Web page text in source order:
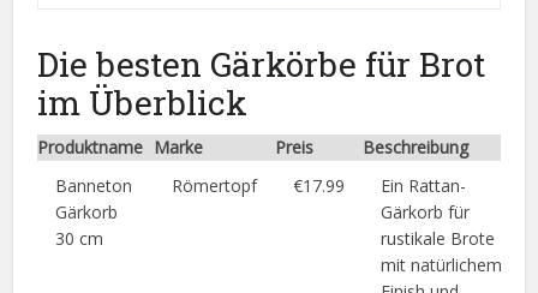
Die besten Gärkörbe für Brot
im Überblick
Produktname Marke Preis
Beschreibung
Banneton
Gärkorb
30 cm
Römertopf €17.99
Ein Rattan-
Gärkorb für
rustikale Brote
mit natürlichem